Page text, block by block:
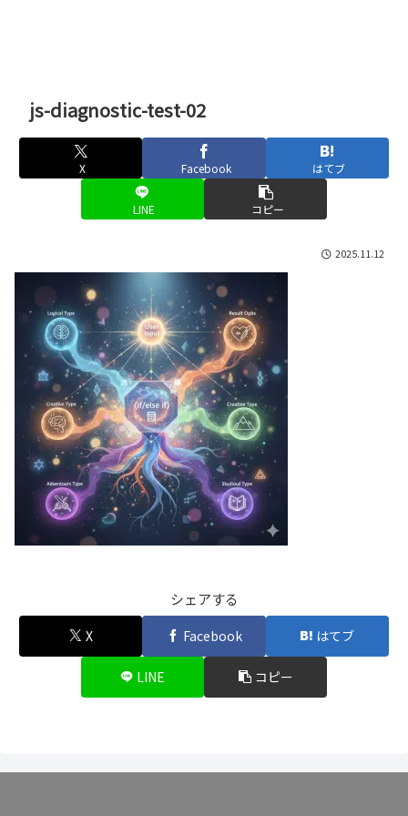
js-diagnostic-test-02
X Facebook はてブ
LINE コピー
2025.11.12
シェアする
X Facebook はてブ
LINE コピー